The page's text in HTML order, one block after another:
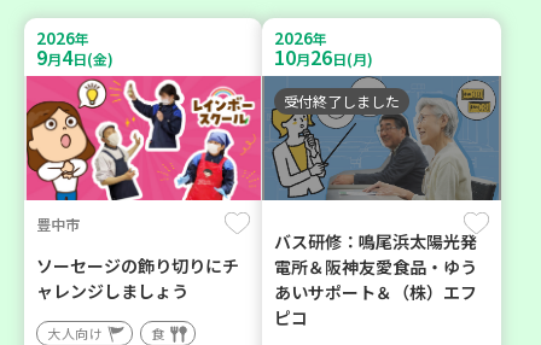
2026年
9月4日(金)
豊中市
ソーセージの飾り切りにチ
ャレンジしましょう
大人向け 食
2026年
10月26日(月)
受付終了しました
バス研修：鳴尾浜太陽光発
電所＆阪神友愛食品・ゆう
あいサポート＆（株）エフ
ピコ